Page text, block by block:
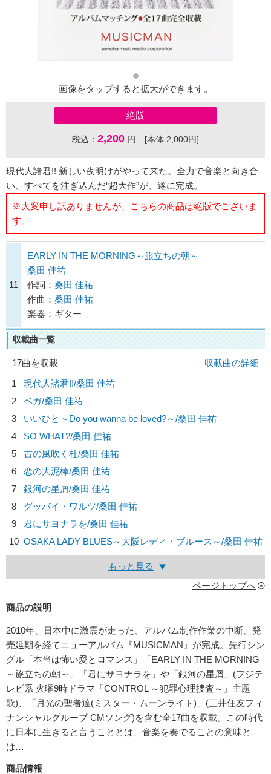
画像をタップすると拡大ができます。
絶版
税込： 2,200 円 [本体 2,000円]
現代人諸君!! 新しい夜明けがやって来た。全力で音楽と向き合
い、すべてを注ぎ込んだ“超大作”が、遂に完成。
※大変申し訳ありませんが、こちらの商品は絶版でございま
す。
11
EARLY IN THE MORNING～旅立ちの朝～
桑田 佳祐
作詞： 桑田 佳祐
作曲： 桑田 佳祐
楽器：ギター
収載曲一覧
17曲を収載
収載曲の詳細
1
現代人諸君!!/桑田 佳祐
2
ベガ/桑田 佳祐
3
いいひと～Do you wanna be loved?～/桑田 佳祐
4
SO WHAT?/桑田 佳祐
5
古の風吹く杜/桑田 佳祐
6
恋の大泥棒/桑田 佳祐
7
銀河の星屑/桑田 佳祐
8
グッバイ・ワルツ/桑田 佳祐
9
君にサヨナラを/桑田 佳祐
10 OSAKA LADY BLUES～大阪レディ・ブルース～/桑田 佳祐
もっと見る
ページトップへ
商品の説明
2010年、日本中に激震が走った、アルバム制作作業の中断、発
売延期を経てニューアルバム『MUSICMAN』が完成。先行シン
グル「本当は怖い愛とロマンス」「EARLY IN THE MORNING
～旅立ちの朝～」「君にサヨナラを」や「銀河の星屑」(フジテ
レビ系 火曜9時ドラマ「CONTROL ～犯罪心理捜査～」主題
歌)、「月光の聖者達(ミスター・ムーンライト)」(三井住友フィ
ナンシャルグループ CMソング)を含む全17曲を収載。この時代
に日本に生きると言うこととは、音楽を奏でることの意味と
は…
商品情報